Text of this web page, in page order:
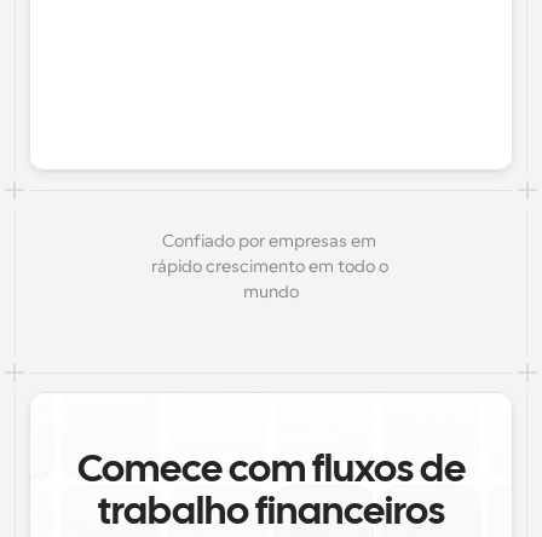
Confiado por empresas em
rápido crescimento em todo o
mundo
Comece com fluxos de
trabalho financeiros